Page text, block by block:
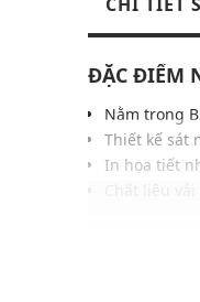
ĐẶC ĐIỂM
Nằm trong
Thiết kế sát
In họa tiết